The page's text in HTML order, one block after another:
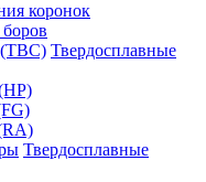
коронок
Твердосплавные
Твердосплавные